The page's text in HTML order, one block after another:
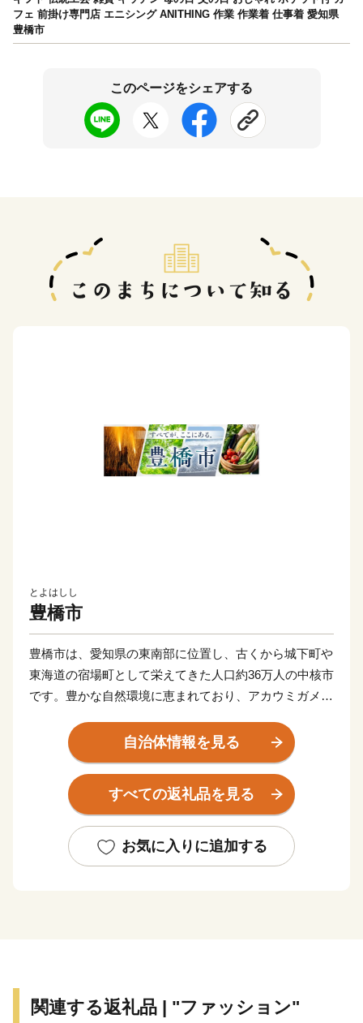
フェ 前掛け専門店 エニシング ANITHING 作業 作業着 仕事着 愛知県
豊橋市
このページをシェアする
とよはしし
豊橋市
豊橋市は、愛知県の東南部に位置し、古くから城下町や
東海道の宿場町として栄えてきた人口約36万人の中核市
です。豊かな自然環境に恵まれており、アカウミガメが
本有数の渡り鳥の飛来地である三河湾の汐川干潟などが
あります。また、温暖な気候に恵まれ、大消費地が近い
こともあり全国有数の農業産地となっています。三河港
には多くの外資系企業が進出しており、特に自動車の輸
ます発展が期待されています。
「手筒花火」「のんほいパーク」「路面電車」「とよは
自治体情報を見る
すべての返礼品を見る
お気に入りに追加する
関連する返礼品 | "ファッション"